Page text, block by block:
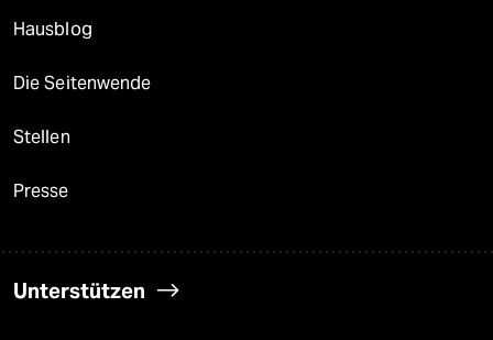
Hausblog
Die Seitenwende
Stellen
Presse
Unterstützen